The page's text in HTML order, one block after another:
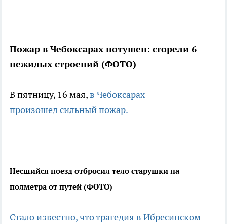
Пожар в Чебоксарах потушен: сгорели 6
нежилых строений (ФОТО)
В пятницу, 16 мая,в Чебоксарах
произошел сильный пожар.
Несшийся поезд отбросил тело старушки на
полметра от путей (ФОТО)
Стало известно, что трагедия в Ибресинском